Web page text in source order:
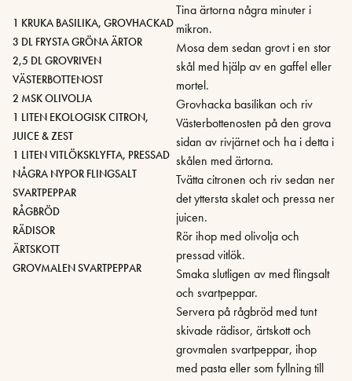
1 KRUKA BASILIKA, GROVHACKAD
3 DL FRYSTA GRÖNA ÄRTOR
2,5 DL GROVRIVEN
VÄSTERBOTTENOST
2 MSK OLIVOLJA
1 LITEN EKOLOGISK CITRON,
JUICE & ZEST
1 LITEN VITLÖKSKLYFTA, PRESSAD
NÅGRA NYPOR FLINGSALT
SVARTPEPPAR
RÅGBRÖD
RÄDISOR
ÄRTSKOTT
GROVMALEN SVARTPEPPAR
Tina ärtorna några minuter i
mikron.
Mosa dem sedan grovt i en stor
skål med hjälp av en gaffel eller
mortel.
Grovhacka basilikan och riv
Västerbottenosten på den grova
sidan av rivjärnet och ha i detta i
skålen med ärtorna.
Tvätta citronen och riv sedan ner
det yttersta skalet och pressa ner
juicen.
Rör ihop med olivolja och
pressad vitlök.
Smaka slutligen av med flingsalt
och svartpeppar.
Servera på rågbröd med tunt
skivade rädisor, ärtskott och
grovmalen svartpeppar, ihop
med pasta eller som fyllning till